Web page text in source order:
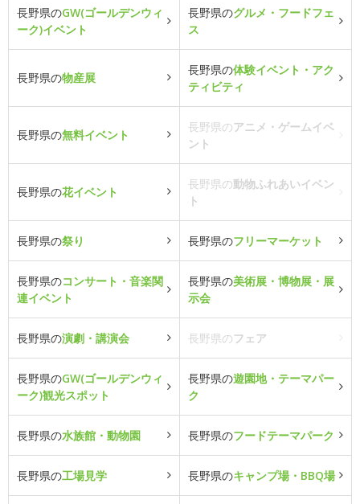
長野県のGW(ゴールデンウィ
ーク)イベント
長野県のグルメ・フードフェ
ス
長野県の物産展
長野県の体験イベント・アク
ティビティ
長野県の無料イベント
長野県のアニメ・ゲームイベ
ント
長野県の花イベント
長野県の動物ふれあいイベン
ト
長野県の祭り 長野県のフリーマーケット
長野県のコンサート・音楽関
連イベント
長野県の美術展・博物展・展
示会
長野県の演劇・講演会 長野県のフェア
長野県のGW(ゴールデンウィ
ーク)観光スポット
長野県の遊園地・テーマパー
ク
長野県の水族館・動物園 長野県のフードテーマパーク
長野県の工場見学 長野県のキャンプ場・BBQ場